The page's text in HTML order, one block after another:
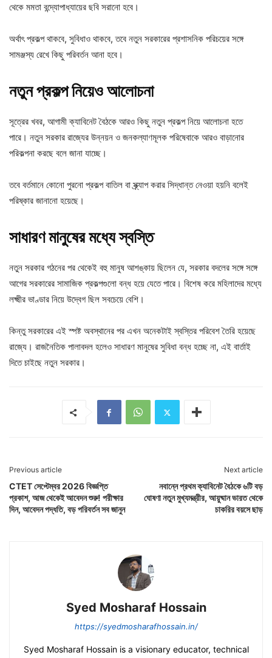
থেকে মমতা বন্দ্যোপাধ্যায়ের ছবি সরানো হবে।
অর্থাৎ প্রকল্প থাকবে, সুবিধাও থাকবে, তবে নতুন সরকারের প্রশাসনিক পরিচয়ের সঙ্গে
সামঞ্জস্য রেখে কিছু পরিবর্তন আনা হবে।
নতুন প্রকল্প নিয়েও আলোচনা
সূত্রের খবর, আগামী ক্যাবিনেট বৈঠকে আরও কিছু নতুন প্রকল্প নিয়ে আলোচনা হতে
পারে। নতুন সরকার রাজ্যের উন্নয়ন ও জনকল্যাণমূলক পরিষেবাকে আরও বাড়ানোর
পরিকল্পনা করছে বলে জানা যাচ্ছে।
তবে বর্তমানে কোনো পুরনো প্রকল্প বাতিল বা স্ক্র্যাপ করার সিদ্ধান্ত নেওয়া হয়নি বলেই
পরিষ্কার জানানো হয়েছে।
সাধারণ মানুষের মধ্যে স্বস্তি
নতুন সরকার গঠনের পর থেকেই বহু মানুষ আশঙ্কায় ছিলেন যে, সরকার বদলের সঙ্গে সঙ্গে
আগের সরকারের সামাজিক প্রকল্পগুলো বন্ধ হয়ে যেতে পারে। বিশেষ করে মহিলাদের মধ্যে
লক্ষ্মীর ভাণ্ডার নিয়ে উদ্বেগ ছিল সবচেয়ে বেশি।
কিন্তু সরকারের এই স্পষ্ট অবস্থানের পর এখন অনেকটাই স্বস্তির পরিবেশ তৈরি হয়েছে
রাজ্যে। রাজনৈতিক পালাবদল হলেও সাধারণ মানুষের সুবিধা বন্ধ হচ্ছে না, এই বার্তাই
দিতে চাইছে নতুন সরকার।
Previous article
CTET সেপ্টেম্বর 2026 বিজ্ঞপ্তি
প্রকাশ, আজ থেকেই আবেদন শুরু! পরীক্ষার
দিন, আবেদন পদ্ধতি, বড় পরিবর্তন সব জানুন
Next article
নবান্নে প্রথম ক্যাবিনেট বৈঠকে ৬টি বড়
ঘোষণা নতুন মুখ্যমন্ত্রীর, আয়ুষ্মান ভারত থেকে
চাকরির বয়সে ছাড়
Syed Mosharaf Hossain
https://syedmosharafhossain.in/
Syed Mosharaf Hossain is a visionary educator, technical